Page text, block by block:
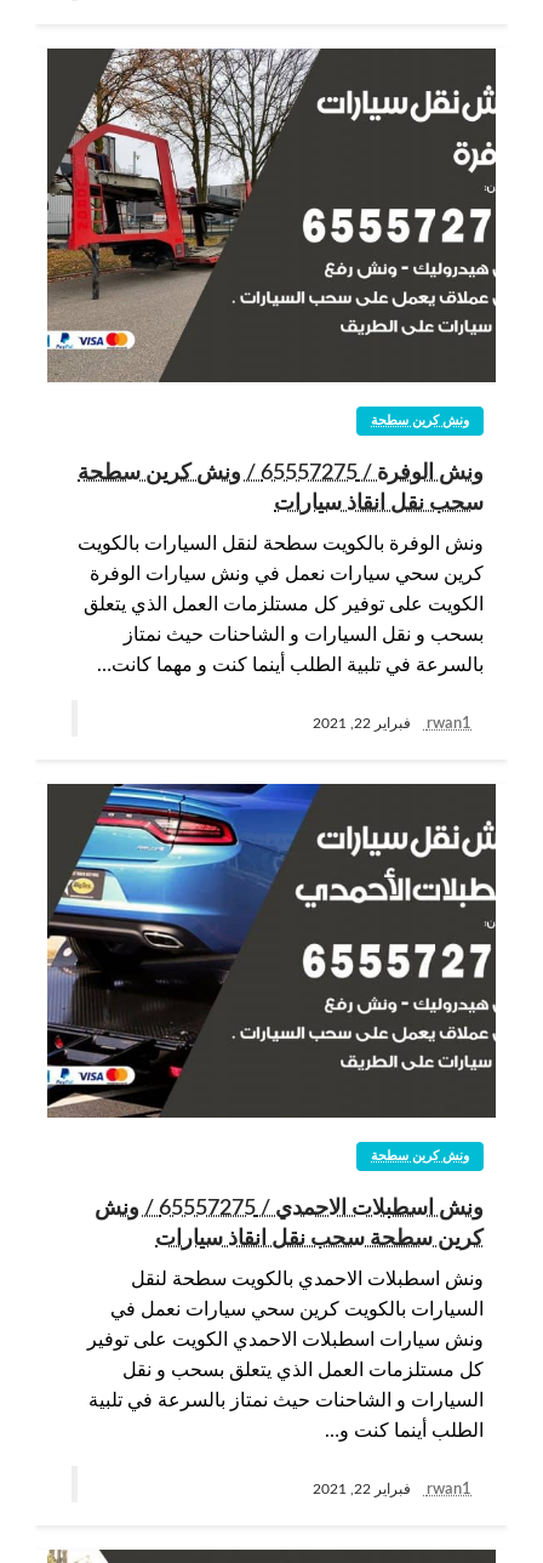
ونش كرين سطحة
ونش الوفرة / 65557275 / ونش كرين سطحة
سحب نقل انقاذ سيارات
ونش الوفرة بالكويت سطحة لنقل السيارات بالكويت
كرين سحي سيارات نعمل في ونش سيارات الوفرة
الكويت على توفير كل مستلزمات العمل الذي يتعلق
بسحب و نقل السيارات و الشاحنات حيث نمتاز
بالسرعة في تلبية الطلب أينما كنت و مهما كانت…
rwan1 فبراير 22, 2021
ونش كرين سطحة
ونش اسطبلات الاحمدي / 65557275 / ونش
كرين سطحة سحب نقل انقاذ سيارات
ونش اسطبلات الاحمدي بالكويت سطحة لنقل
السيارات بالكويت كرين سحي سيارات نعمل في
ونش سيارات اسطبلات الاحمدي الكويت على توفير
كل مستلزمات العمل الذي يتعلق بسحب و نقل
السيارات و الشاحنات حيث نمتاز بالسرعة في تلبية
الطلب أينما كنت و…
rwan1 فبراير 22, 2021